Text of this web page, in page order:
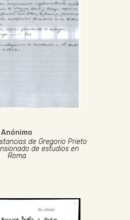
Anónimo
de Gregorio Prieto
de estudios en
Roma